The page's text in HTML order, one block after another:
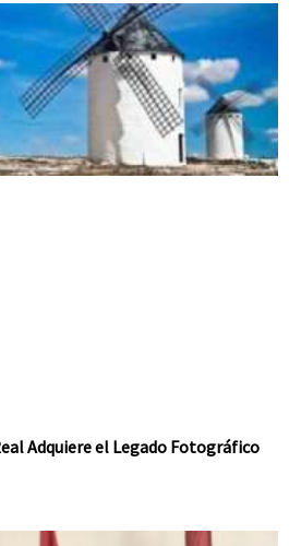
Adquiere el Legado Fotográfico